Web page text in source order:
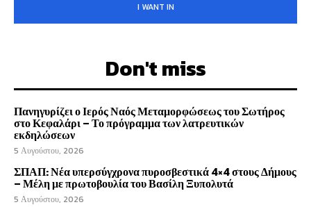
I WANT IN
Don't miss
Πανηγυρίζει ο Ιερός Ναός Μεταμορφώσεως του Σωτήρος
στο Κεφαλάρι – Το πρόγραμμα των λατρευτικών
εκδηλώσεων
5 Αυγούστου, 2026
ΣΠΑΠ: Νέα υπερσύγχρονα πυροσβεστικά 4×4 στους Δήμους
– Μέλη με πρωτοβουλία του Βασίλη Ξυπολυτά
5 Αυγούστου, 2026